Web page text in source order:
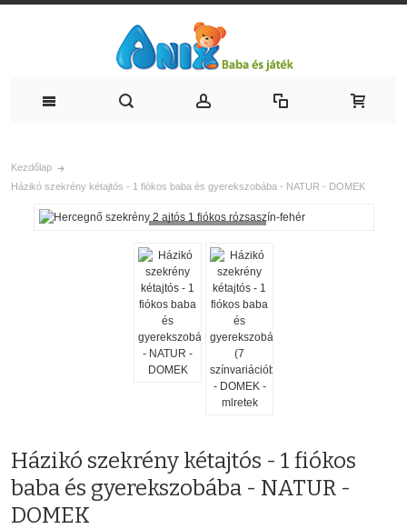
Kezdőlap
Házikó szekrény kétajtós - 1 fiókos baba és gyerekszobába - NATUR - DOMEK
Házikó szekrény kétajtós - 1 fiókos
baba és gyerekszobába - NATUR -
DOMEK